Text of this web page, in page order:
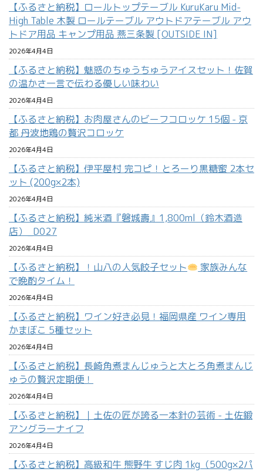
【ふるさと納税】ロールトップテーブル KuruKaru Mid-
High Table 木製 ロールテーブル アウトドアテーブル アウ
トドア用品 キャンプ用品 燕三条製 [OUTSIDE IN]
2026年4月4日
【ふるさと納税】魅惑のちゅうちゅうアイスセット！佐賀
の温かさ一言で伝わる優しい味わい
2026年4月4日
【ふるさと納税】お肉屋さんのビーフコロッケ 15個 - 京
都 丹波地鶏の贅沢コロッケ
2026年4月4日
【ふるさと納税】伊平屋村 完コピ！とろーり黒糖蜜 2本セ
ット (200g×2本)
2026年4月4日
【ふるさと納税】純米酒『磐城壽』1,800ml（鈴木酒造
店）_D027
2026年4月4日
【ふるさと納税】！山八の人気餃子セット
家族みんな
で晩酌タイム！
2026年4月4日
【ふるさと納税】ワイン好き必見！福岡県産 ワイン専用
かまぼこ 5種セット
2026年4月4日
【ふるさと納税】長崎角煮まんじゅうと大とろ角煮まんじ
ゅうの贅沢定期便！
2026年4月4日
【ふるさと納税】｜土佐の匠が誇る一本針の芸術 - 土佐鍛
アングラーナイフ
2026年4月4日
【ふるさと納税】高級和牛 熊野牛 すじ肉 1kg（500g×2パ